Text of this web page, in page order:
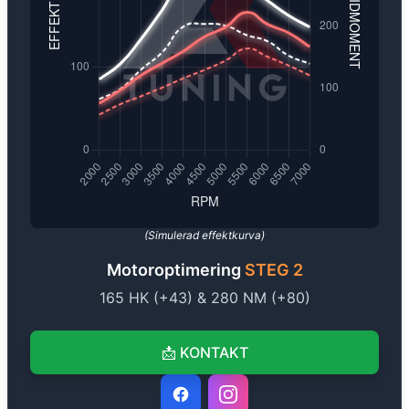
All mjukvara utvecklas in-house med fokus på kvalitet,
(Simulerad effektkurva)
Motoroptimering STEG 2
165 HK (+43) & 280 NM (+80)
📩 KONTAKT